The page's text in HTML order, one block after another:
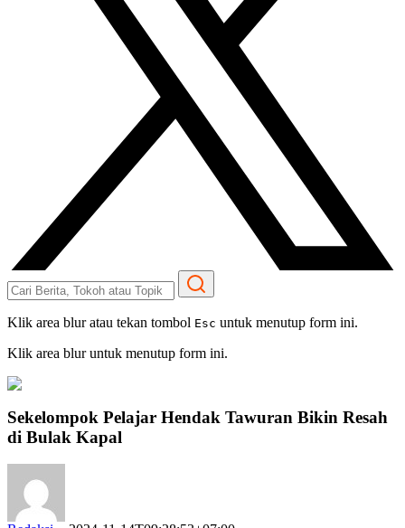
Klik area blur atau tekan tombol Esc untuk menutup form ini.
Klik area blur untuk menutup form ini.
Sekelompok Pelajar Hendak Tawuran Bikin Resah
di Bulak Kapal